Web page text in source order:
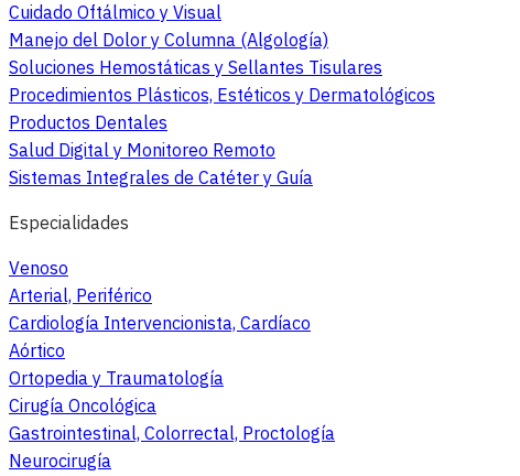
Cuidado Oftálmico y Visual
Manejo del Dolor y Columna (Algología)
Soluciones Hemostáticas y Sellantes Tisulares
Procedimientos Plásticos, Estéticos y Dermatológicos
Productos Dentales
Salud Digital y Monitoreo Remoto
Sistemas Integrales de Catéter y Guía
Especialidades
Venoso
Arterial, Periférico
Cardiología Intervencionista, Cardíaco
Aórtico
Ortopedia y Traumatología
Cirugía Oncológica
Gastrointestinal, Colorrectal, Proctología
Neurocirugía